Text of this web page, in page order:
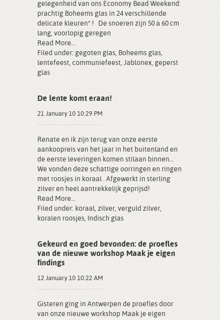
gelegenheid van ons Economy Bead Weekend:
prachtig Boheems glas in 24 verschillende
delicate kleuren* ! De snoeren zijn 50 à 60 cm
lang, voorlopig geregen
Read More...
Filed under: gegoten glas, Boheems glas,
lentefeest, communiefeest, Jablonex, geperst
glas
De lente komt eraan!
21 January 10 10:29 PM
Renate en ik zijn terug van onze eerste
aankoopreis van het jaar in het buitenland en
de eerste leveringen komen stilaan binnen…
We vonden deze schattige oorringen en ringen
met roosjes in koraal . Afgewerkt in sterling
zilver en heel aantrekkelijk geprijsd!
Read More...
Filed under: koraal, zilver, verguld zilver,
koralen roosjes, Indisch glas
Gekeurd en goed bevonden: de proefles
van de nieuwe workshop Maak je eigen
findings
12 January 10 10:22 AM
Gisteren ging in Antwerpen de proefles door
van onze nieuwe workshop Maak je eigen